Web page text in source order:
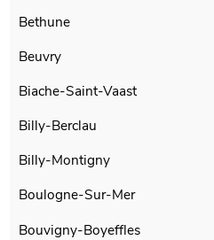
Bethune
Beuvry
Biache-Saint-Vaast
Billy-Berclau
Billy-Montigny
Boulogne-Sur-Mer
Bouvigny-Boyeffles